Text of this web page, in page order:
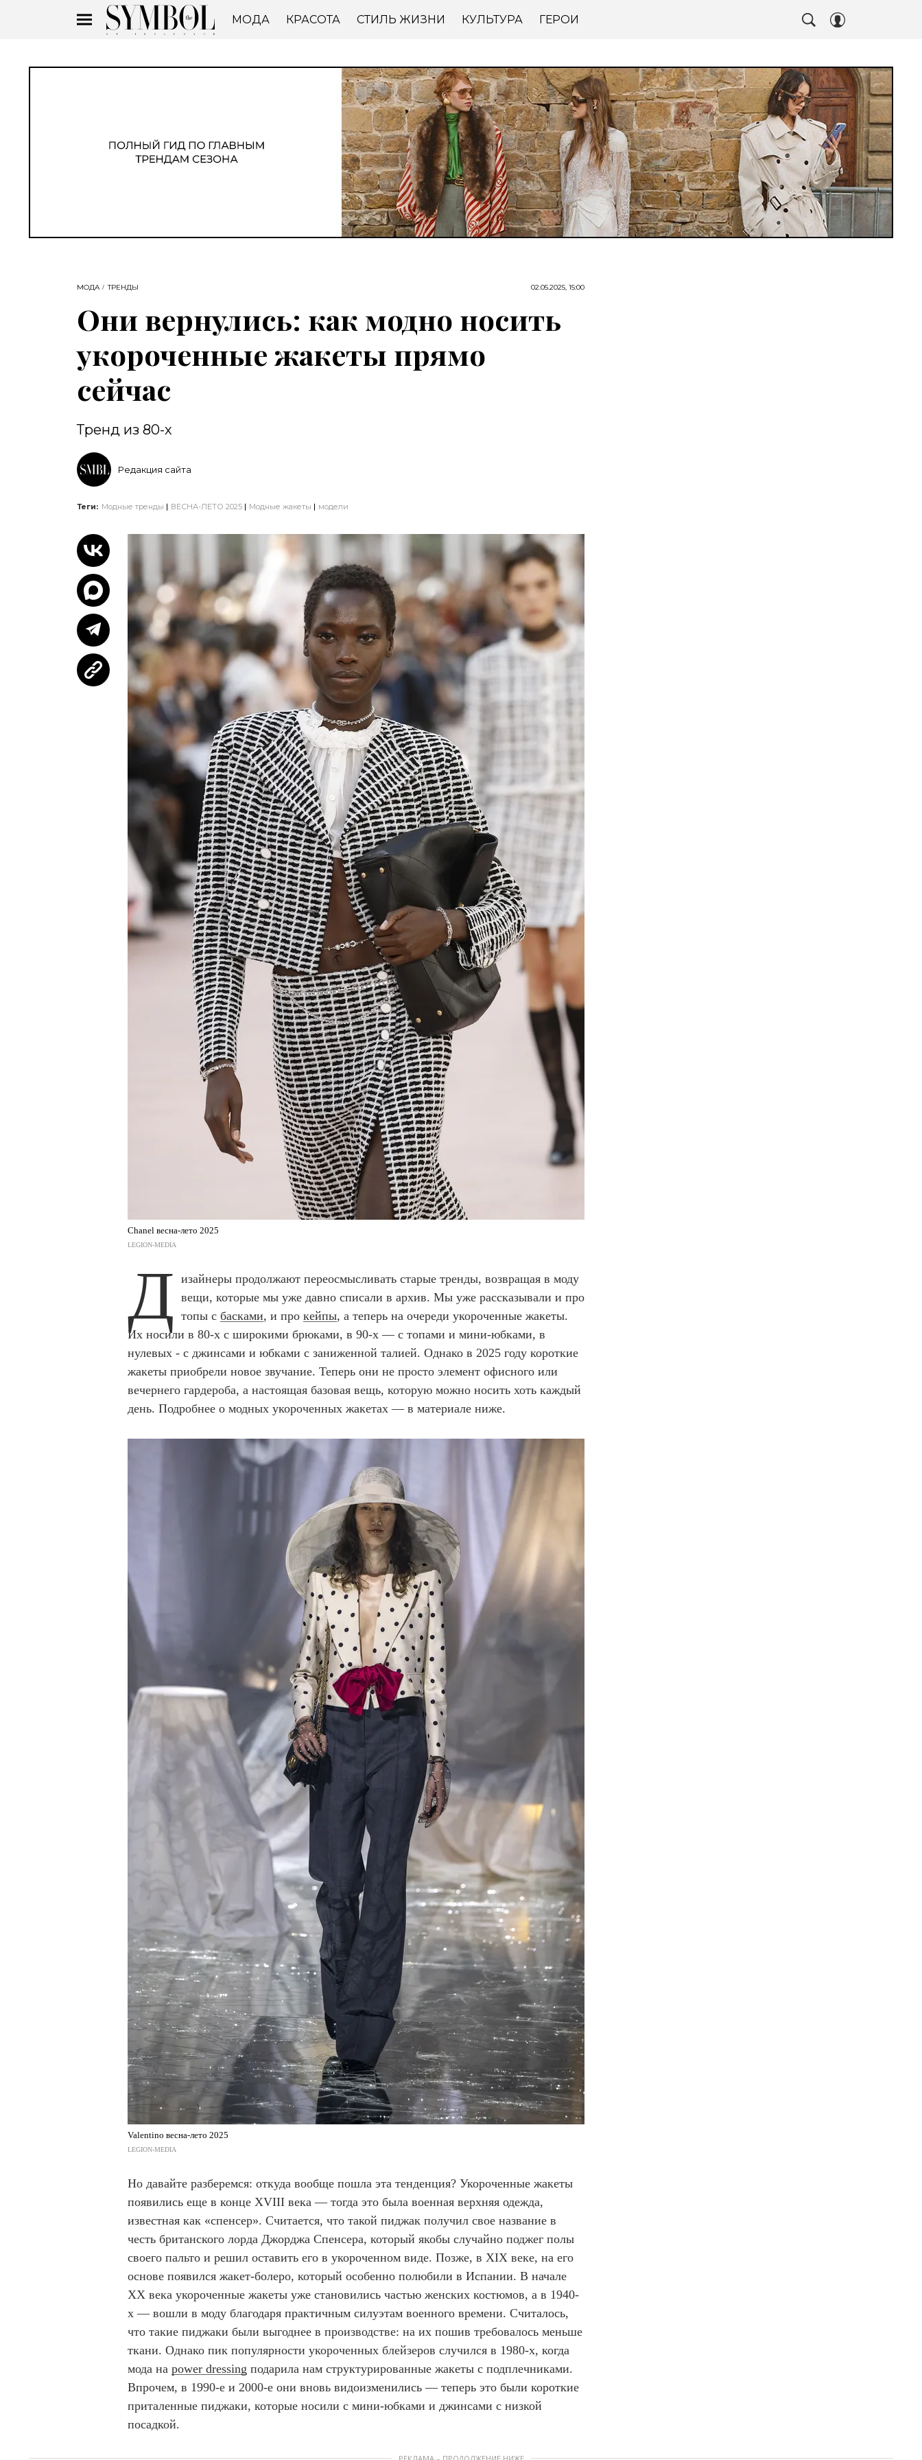
МОДА КРАСОТА СТИЛЬ ЖИЗНИ КУЛЬТУРА ГЕРОИ
МОДА ТРЕНДЫ 02.05.2025, 15:00
Они вернулись: как модно носить
укороченные жакеты прямо
сейчас
Тренд из 80-х
Редакция сайта
Теги: Модные тренды ВЕСНА-ЛЕТО 2025 Модные жакеты модели
Chanel весна-лето 2025
LEGION-MEDIA
Д изайнеры продолжают переосмысливать старые тренды, возвращая в моду
вещи, которые мы уже давно списали в архив. Мы уже рассказывали и про
топы с басками, и про кейпы, а теперь на очереди укороченные жакеты.
Их носили в 80-х с широкими брюками, в 90-х — с топами и мини-юбками, в
нулевых - с джинсами и юбками с заниженной талией. Однако в 2025 году короткие
жакеты приобрели новое звучание. Теперь они не просто элемент офисного или
вечернего гардероба, а настоящая базовая вещь, которую можно носить хоть каждый
день. Подробнее о модных укороченных жакетах — в материале ниже.
Valentino весна-лето 2025
LEGION-MEDIA
Но давайте разберемся: откуда вообще пошла эта тенденция? Укороченные жакеты
появились еще в конце XVIII века — тогда это была военная верхняя одежда,
известная как «спенсер». Считается, что такой пиджак получил свое название в
честь британского лорда Джорджа Спенсера, который якобы случайно поджег полы
своего пальто и решил оставить его в укороченном виде. Позже, в XIX веке, на его
основе появился жакет-болеро, который особенно полюбили в Испании. В начале
XX века укороченные жакеты уже становились частью женских костюмов, а в 1940-
х — вошли в моду благодаря практичным силуэтам военного времени. Считалось,
что такие пиджаки были выгоднее в производстве: на их пошив требовалось меньше
ткани. Однако пик популярности укороченных блейзеров случился в 1980-х, когда
мода на power dressing подарила нам структурированные жакеты с подплечниками.
Впрочем, в 1990-е и 2000-е они вновь видоизменились — теперь это были короткие
приталенные пиджаки, которые носили с мини-юбками и джинсами с низкой
посадкой.